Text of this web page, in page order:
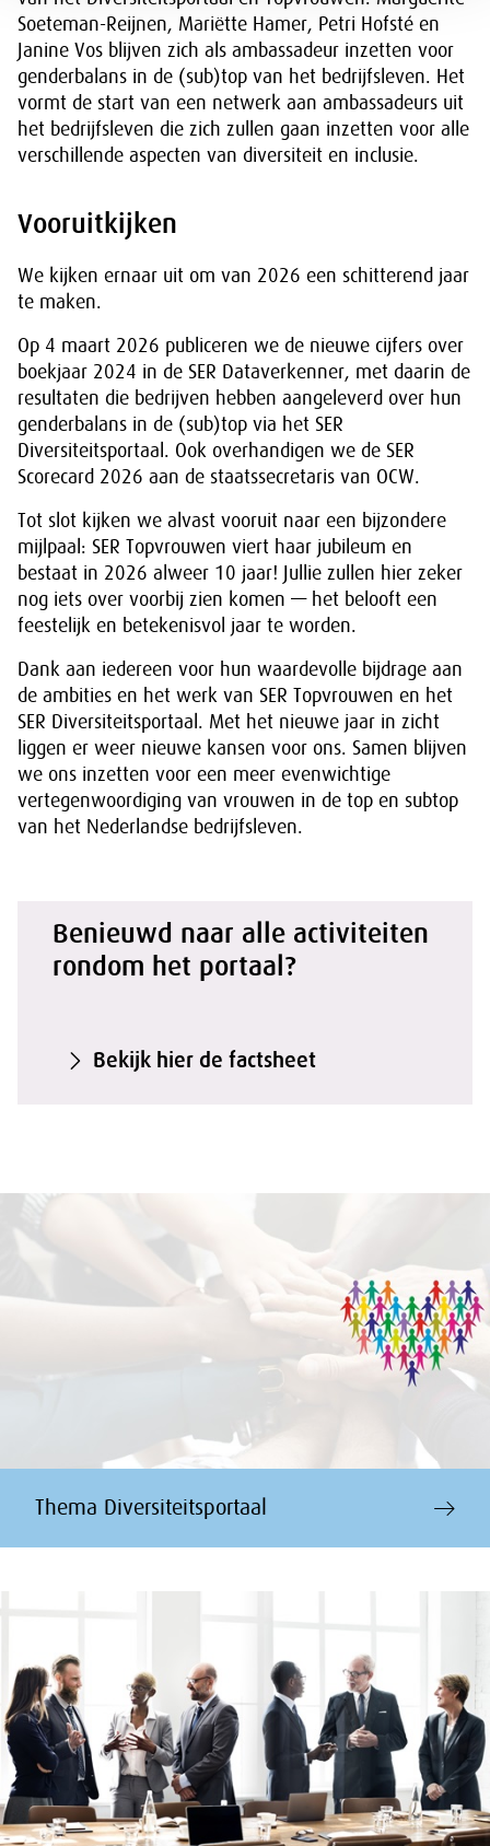
Soeteman-Reijnen, Mariëtte Hamer, Petri Hofsté en
Janine Vos blijven zich als ambassadeur inzetten voor
genderbalans in de (sub)top van het bedrijfsleven. Het
vormt de start van een netwerk aan ambassadeurs uit
het bedrijfsleven die zich zullen gaan inzetten voor alle
verschillende aspecten van diversiteit en inclusie.
Vooruitkijken
We kijken ernaar uit om van 2026 een schitterend jaar
te maken.
Op 4 maart 2026 publiceren we de nieuwe cijfers over
boekjaar 2024 in de SER Dataverkenner, met daarin de
resultaten die bedrijven hebben aangeleverd over hun
genderbalans in de (sub)top via het SER
Diversiteitsportaal. Ook overhandigen we de SER
Scorecard 2026 aan de staatssecretaris van OCW.
Tot slot kijken we alvast vooruit naar een bijzondere
mijlpaal: SER Topvrouwen viert haar jubileum en
bestaat in 2026 alweer 10 jaar! Jullie zullen hier zeker
nog iets over voorbij zien komen — het belooft een
feestelijk en betekenisvol jaar te worden.
Dank aan iedereen voor hun waardevolle bijdrage aan
de ambities en het werk van SER Topvrouwen en het
SER Diversiteitsportaal. Met het nieuwe jaar in zicht
liggen er weer nieuwe kansen voor ons. Samen blijven
we ons inzetten voor een meer evenwichtige
vertegenwoordiging van vrouwen in de top en subtop
van het Nederlandse bedrijfsleven.
Benieuwd naar alle activiteiten
rondom het portaal?
Bekijk hier de factsheet
Thema Diversiteitsportaal